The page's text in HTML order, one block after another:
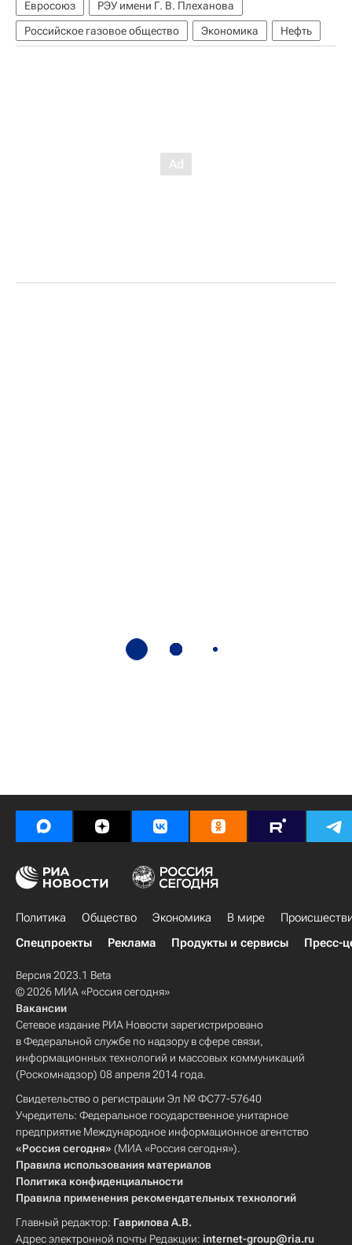
Евросоюз
РЭУ имени Г. В. Плеханова
Российское газовое общество
Экономика Нефть
Политика Общество Экономика В мире
Спецпроекты
Реклама Продукты и сервисы Пресс-
Версия 2023.1 Beta
© 2026 МИА «Россия сегодня»
Вакансии
Сетевое издание РИА Новости зарегистрировано
в Федеральной службе по надзору в сфере связи,
информационных технологий и массовых коммуникаций
(Роскомнадзор) 08 апреля 2014 года.
Свидетельство о регистрации Эл № ФС77-57640
Учредитель: Федеральное государственное унитарное
предприятие Международное информационное агентство
«Россия сегодня» (МИА «Россия сегодня»).
Правила использования материалов
Политика конфиденциальности
Правила применения рекомендательных технологий
Главный редактор: Гаврилова А.В.
Адрес электронной почты Редакции: internet-group@ria.ru